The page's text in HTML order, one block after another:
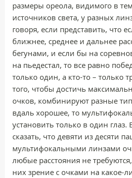
размеры ореола, видимого в
источников света, у разных
говоря, если представить, что
ближнее, среднее и дальнее
бегунами, и если бы на
на пьедестал, то все равно
только один, а кто-то – только
того, чтобы достичь
очков, комбинируют разные
вдаль хорошее, то
установить только в один
сказать, что девяти из десяти
мультифокальными линзами
любые расстояния не
них зрение с очками на какое-